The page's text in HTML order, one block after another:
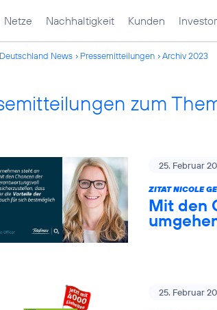
Netze Nachhaltigkeit Kunden
News Pressemitteilungen Archiv 2023
zum
25. Februar
ZITAT NICOLE
Mit den
25. Februar